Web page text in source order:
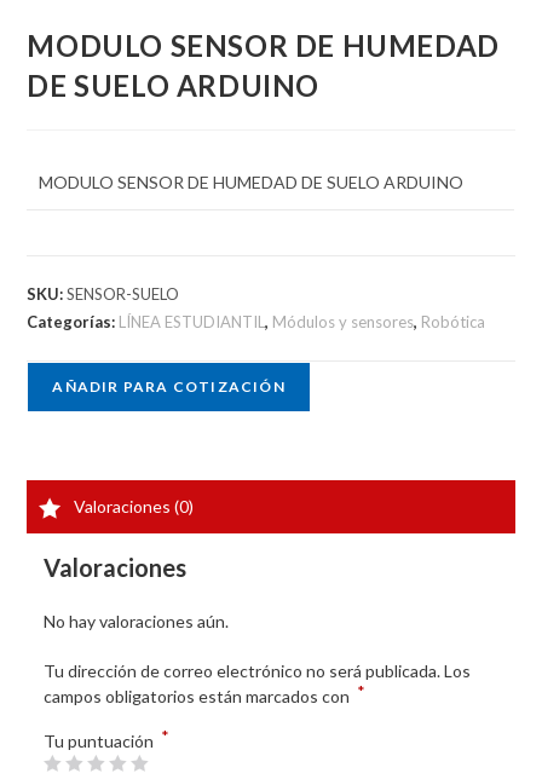
MODULO SENSOR DE HUMEDAD
DE SUELO ARDUINO
MODULO SENSOR DE HUMEDAD DE SUELO ARDUINO
SKU:SENSOR-SUELO
Categorías: LÍNEA ESTUDIANTIL, Módulos y sensores, Robótica
AÑADIR PARA COTIZACIÓN
Valoraciones (0)
Valoraciones
No hay valoraciones aún.
Tu dirección de correo electrónico no será publicada. Los
campos obligatorios están marcados con *
Tu puntuación *